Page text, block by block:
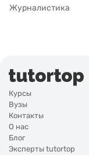
Журналистика
Курсы
Вузы
Контакты
О нас
Блог
Эксперты tutortop